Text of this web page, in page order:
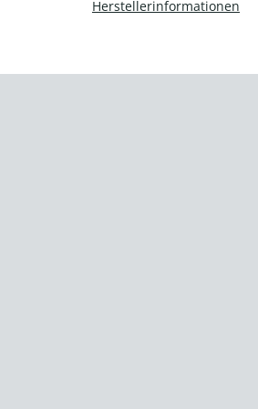
Herstellerinformationen